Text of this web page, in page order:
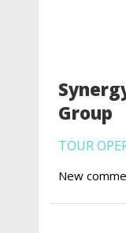
Group
TOUR
New